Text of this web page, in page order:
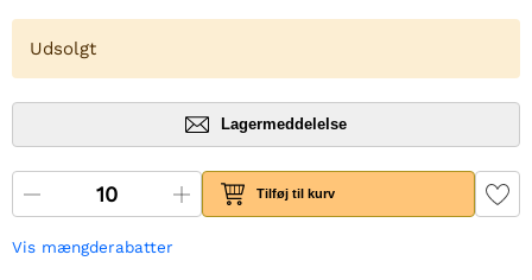
Udsolgt
Lagermeddelelse
Tilføj til kurv
Vis mængderabatter